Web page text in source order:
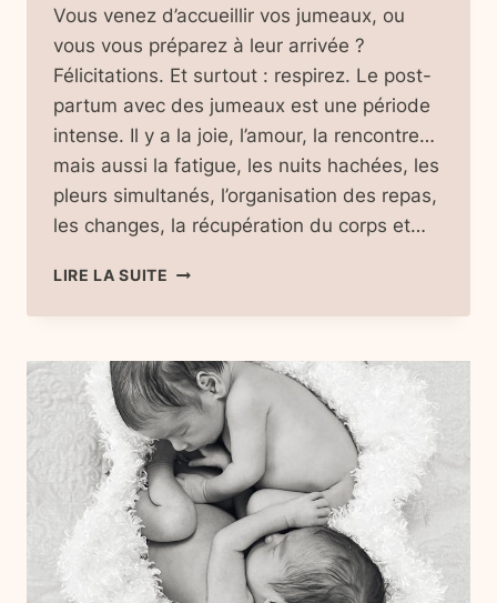
Vous venez d’accueillir vos jumeaux, ou
vous vous préparez à leur arrivée ?
Félicitations. Et surtout : respirez. Le post-
partum avec des jumeaux est une période
intense. Il y a la joie, l’amour, la rencontre…
mais aussi la fatigue, les nuits hachées, les
pleurs simultanés, l’organisation des repas,
les changes, la récupération du corps et…
LIRE LA SUITE POST-
AVEC
JUMEAUX
:
GUIDE
PRATIQUE
POUR
TRAVERSER
LES
PREMIÈRES
SEMAINES